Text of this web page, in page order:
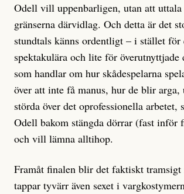
Odell vill uppenbarligen, utan att uttala
gränserna därvidlag. Och detta är det
stundtals känns ordentligt – i stället för
spektakulära och lite för överutnyttjade
som handlar om hur skådespelarna
över att inte få manus, hur de blir arga,
störda över det oprofessionella arbetet,
Odell bakom stängda dörrar (fast inför
och vill lämna alltihop.
Framåt finalen blir det faktiskt
tappar tyvärr även sexet i